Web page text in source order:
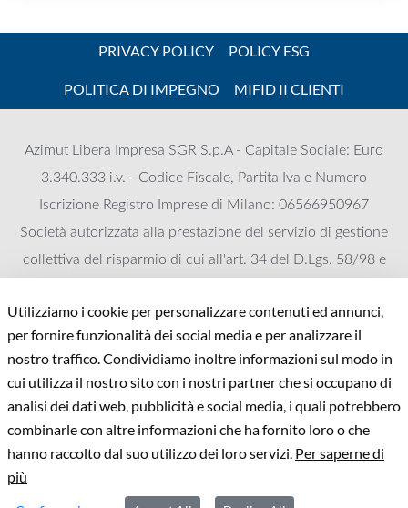
PRIVACY POLICY POLICY ESG
POLITICA DI IMPEGNO MIFID II CLIENTI
Azimut Libera Impresa SGR S.p.A - Capitale Sociale: Euro
3.340.333 i.v. - Codice Fiscale, Partita Iva e Numero
Iscrizione Registro Imprese di Milano: 06566950967
Società autorizzata alla prestazione del servizio di gestione
collettiva del risparmio di cui all'art. 34 del D.Lgs. 58/98 e
125. Appartenente al Gruppo Azimut Holding, Socio unico
Azimut Holding S.p.A. che esercita l’attività di direzione e
coordinamento
Associazione Italiana del Private Equity Venture Capital e
Private Debt (www.aifi.it ) che sviluppa, coordina e
mercato italiano nel private equity e nel venture capital”
Utilizziamo i cookie per personalizzare contenuti ed annunci,
per fornire funzionalità dei social media e per analizzare il
nostro traffico. Condividiamo inoltre informazioni sul modo in
cui utilizza il nostro sito con i nostri partner che si occupano di
analisi dei dati web, pubblicità e social media, i quali potrebbero
combinarle con altre informazioni che ha fornito loro o che
hanno raccolto dal suo utilizzo dei loro servizi. Per saperne di
più